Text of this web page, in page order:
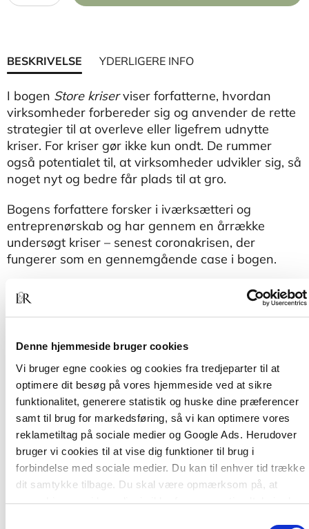
Denne hjemmeside bruger cookies
Vi bruger egne cookies og cookies fra tredjeparter til at
optimere dit besøg på vores hjemmeside ved at sikre
funktionalitet, generere statistik og huske dine præferencer
samt til brug for markedsføring, så vi kan optimere vores
reklametiltag på sociale medier og Google Ads. Herudover
bruger vi cookies til at vise dig funktioner til brug i
forbindelse med sociale medier. Du kan til enhver tid trække
dit samtykke tilbage. Du skal være opmærksom på, at
vores hjemmeside muligvis ikke fungerer optimalt, hvis du
BESKRIVELSE YDERLIGERE INFO
I bogen Store kriserviser forfatterne, hvordan
virksomheder forbereder sig og anvender de rette
strategier til at overleve eller ligefrem udnytte
kriser. For kriser gør ikke kun ondt. De rummer
også potentialet til, at virksomheder udvikler sig, så
noget nyt og bedre får plads til at gro.
Bogens forfattere forsker i iværksætteri og
entreprenørskab og har gennem en årrække
undersøgt kriser – senest coronakrisen, der
fungerer som en gennemgående case i bogen.
Store kriser
henvender sig til ledere, mellemledere
og medarbejdere samt til studerende, der skal
introduceres til strategi, forretningsudvikling og
krisehåndtering.
Andre har også købt